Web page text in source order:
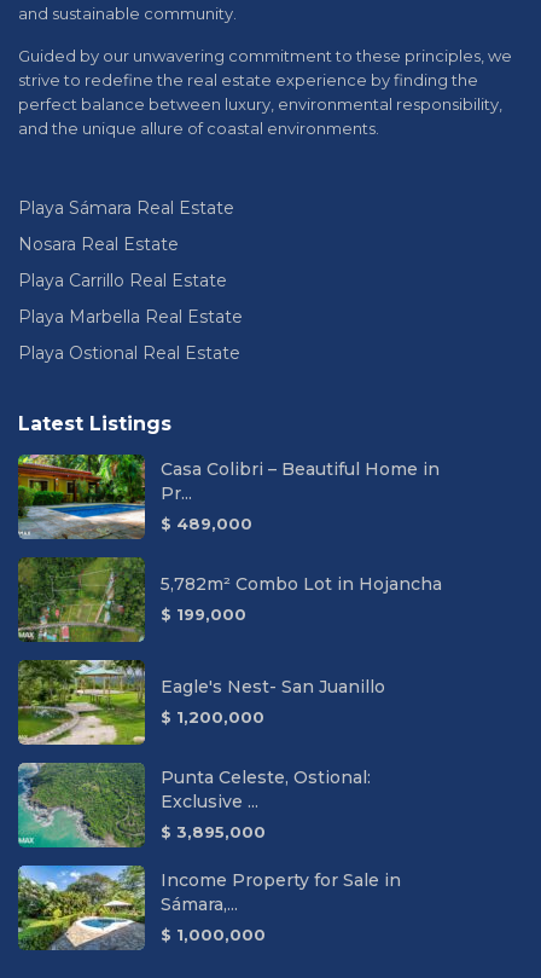
and sustainable community.
Guided by our unwavering commitment to these principles, we
strive to redefine the real estate experience by finding the
perfect balance between luxury, environmental responsibility,
and the unique allure of coastal environments.
Playa Sámara Real Estate
Nosara Real Estate
Playa Carrillo Real Estate
Playa Marbella Real Estate
Playa Ostional Real Estate
Latest Listings
Casa Colibri – Beautiful Home in
Pr...
$ 489,000
5,782m² Combo Lot in Hojancha
$ 199,000
Eagle's Nest- San Juanillo
$ 1,200,000
Punta Celeste, Ostional:
Exclusive ...
$ 3,895,000
Income Property for Sale in
Sámara,...
$ 1,000,000